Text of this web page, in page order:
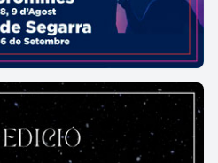
fins convertir-los en
que ara
és clar, la duresa dels
pels característics
i un duríssim ciment
anomenen pudingues i